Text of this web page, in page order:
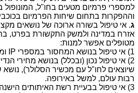
למספרי פרמיום מטעים בחו"ל, המונופול
וההפקרות בתחום שיחות הפרמיום בכוכביות
ג. אי טיפול בשורה ארוכה של נושאים
אזרח במדינה ולמשק התקשורת בפרט,
מטופלים אפשר למנות:
1) אי טיפול בנושא המחסור במספרי IP ומעבר ל- IPv6.
2) אי טיפול נכון (ובכלל) בנושא מחירי
שיוצאים לחו"ל עם מכשיר הסלולר),
רבות עולם, למשל באירופה.
3) אי טיפול בבעיית רשת האיתותים